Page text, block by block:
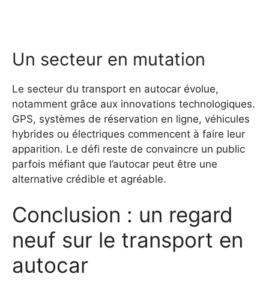
Un secteur en mutation
Le secteur du transport en autocar évolue,
notamment grâce aux innovations technologiques.
GPS, systèmes de réservation en ligne, véhicules
hybrides ou électriques commencent à faire leur
apparition. Le défi reste de convaincre un public
parfois méfiant que l’autocar peut être une
alternative crédible et agréable.
Conclusion : un regard
neuf sur le transport en
autocar